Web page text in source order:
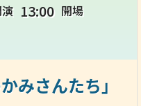
13:00 開場
みさんたち」